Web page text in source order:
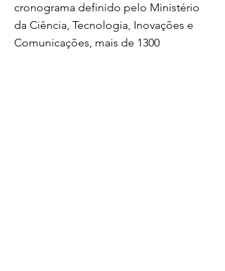
cronograma definido pelo Ministério
da Ciência, Tecnologia, Inovações e
Comunicações, mais de 1300